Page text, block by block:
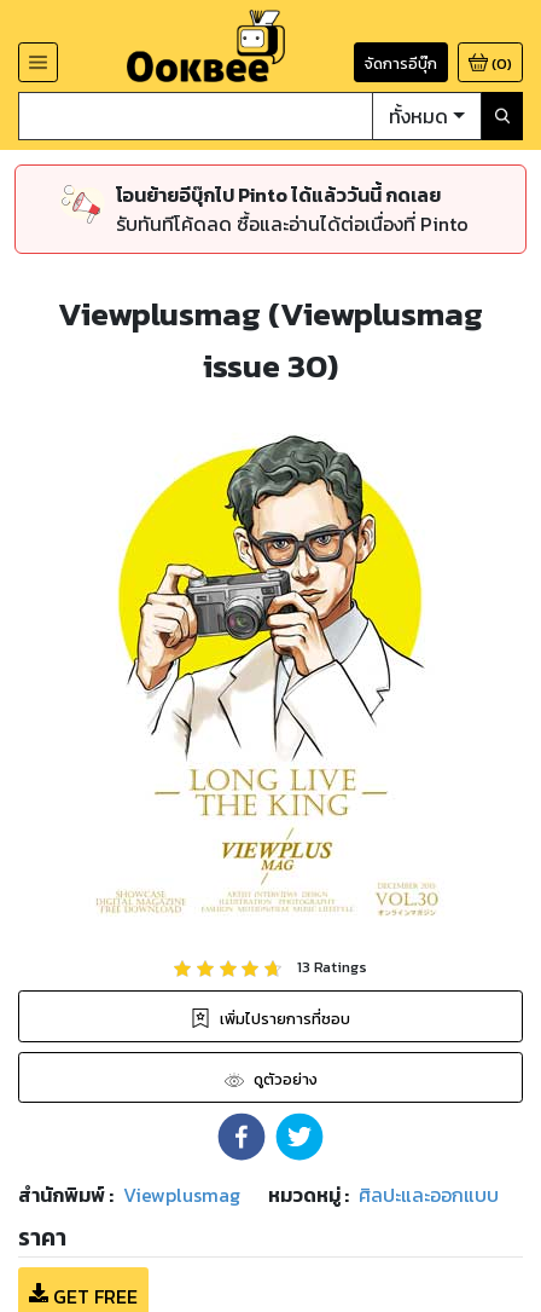
จัดการอีบุ๊ก (0)
ทั้งหมด
โอนย้ายอีบุ๊กไป Pinto ได้แล้ววันนี้ กดเลย
รับทันทีโค้ดลด ซื้อและอ่านได้ต่อเนื่องที่ Pinto
Viewplusmag (Viewplusmag
issue 30)
13 Ratings
เพิ่มไปรายการที่ชอบ
ดูตัวอย่าง
สำนักพิมพ์: Viewplusmag หมวดหมู่: ศิลปะและออกแบบ
ราคา
GET FREE